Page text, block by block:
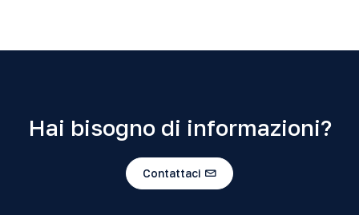
Hai bisogno di informazioni?
Contattaci